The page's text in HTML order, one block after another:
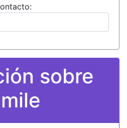
sobre